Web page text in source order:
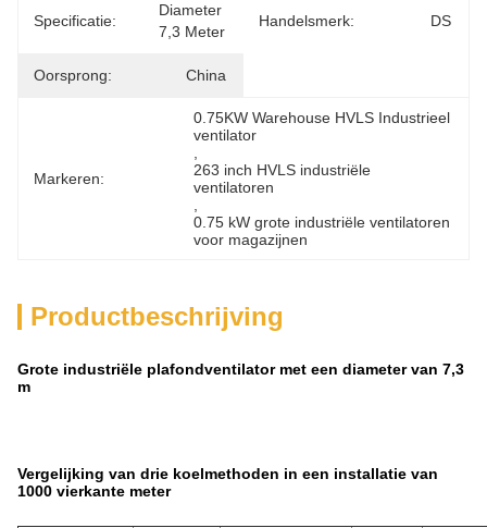
Specificatie:
Diameter
7,3 Meter
Handelsmerk: DS
Oorsprong: China
Markeren:
0.75KW Warehouse HVLS Industrieel
ventilator
263 inch HVLS industriële
ventilatoren
0.75 kW grote industriële ventilatoren
voor magazijnen
Productbeschrijving
Grote industriële plafondventilator met een diameter van 7,3
m
Vergelijking van drie koelmethoden in een installatie van
1000 vierkante meter